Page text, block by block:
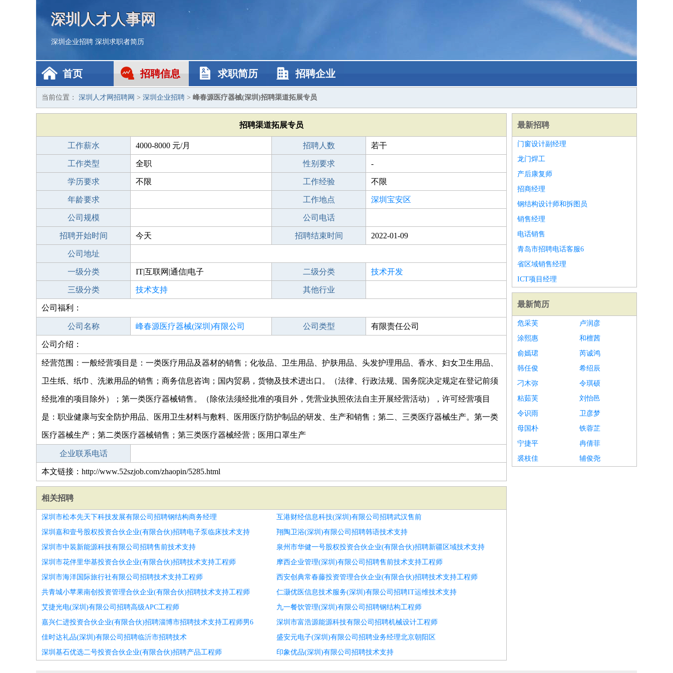
深圳人才人事网
深圳企业招聘 深圳求职者简历
首页 招聘信息 求职简历 招聘企业
当前位置： 深圳人才网招聘网 > 深圳企业招聘 > 峰春源医疗器械(深圳)招聘渠道拓展专员
招聘渠道拓展专员
工作薪水 4000-8000 元/月 招聘人数 若干
工作类型 全职 性别要求 -
学历要求 不限 工作经验 不限
年龄要求 工作地点 深圳宝安区
公司规模 公司电话
招聘开始时间 今天 招聘结束时间 2022-01-09
公司地址
一级分类 IT|互联网|通信|电子 二级分类 技术开发
三级分类 技术支持 其他行业
公司福利：
公司名称 峰春源医疗器械(深圳)有限公司 公司类型 有限责任公司
公司介绍：
经营范围：一般经营项目是：一类医疗用品及器材的销售；化妆品、卫生用品、护肤用品、头发护理用品、香水、妇女卫生用品、
卫生纸、纸巾、洗漱用品的销售；商务信息咨询；国内贸易，货物及技术进出口。（法律、行政法规、国务院决定规定在登记前须
经批准的项目除外）；第一类医疗器械销售。（除依法须经批准的项目外，凭营业执照依法自主开展经营活动），许可经营项目
是：职业健康与安全防护用品、医用卫生材料与敷料、医用医疗防护制品的研发、生产和销售；第二、三类医疗器械生产。第一类
医疗器械生产；第二类医疗器械销售；第三类医疗器械经营；医用口罩生产
企业联系电话
本文链接：http://www.52szjob.com/zhaopin/5285.html
相关招聘
深圳市松本先天下科技发展有限公司招聘钢结构商务经理
互港财经信息科技(深圳)有限公司招聘武汉售前
深圳嘉和壹号股权投资合伙企业(有限合伙)招聘电子泵临床技术支持
翔陶卫浴(深圳)有限公司招聘韩语技术支持
深圳市中装新能源科技有限公司招聘售前技术支持
泉州市华健一号股权投资合伙企业(有限合伙)招聘新疆区域技术支持
深圳市花伴里华基投资合伙企业(有限合伙)招聘技术支持工程师
摩西企业管理(深圳)有限公司招聘售前技术支持工程师
深圳市海洋国际旅行社有限公司招聘技术支持工程师
西安创典常春藤投资管理合伙企业(有限合伙)招聘技术支持工程师
共青城小苹果南创投资管理合伙企业(有限合伙)招聘技术支持工程师
仁灏优医信息技术服务(深圳)有限公司招聘IT运维技术支持
艾捷光电(深圳)有限公司招聘高级APC工程师
九一餐饮管理(深圳)有限公司招聘钢结构工程师
嘉兴仁进投资合伙企业(有限合伙)招聘淄博市招聘技术支持工程师男6
深圳市富浩源能源科技有限公司招聘机械设计工程师
佳时达礼品(深圳)有限公司招聘临沂市招聘技术
盛安元电子(深圳)有限公司招聘业务经理北京朝阳区
深圳基石优选二号投资合伙企业(有限合伙)招聘产品工程师
印象优品(深圳)有限公司招聘技术支持
最新招聘
门窗设计副经理
龙门焊工
产后康复师
招商经理
钢结构设计师和拆图员
销售经理
电话销售
青岛市招聘电话客服6
省区域销售经理
ICT项目经理
最新简历
危采芙
卢润彦
涂熙惠
和檀茜
俞嫣珺
芮诚鸿
韩任俊
希绍辰
刁木弥
令琪硕
粘茹芙
刘怡邑
令识雨
卫彦梦
母国朴
铁蓉芷
宁捷平
冉倩菲
裘枝佳
辅俊尧